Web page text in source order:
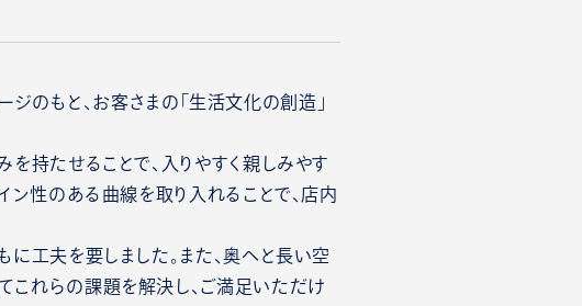
ジのもと、お客さまの「生活文化の創造」
持たせることで、入りやすく親しみやす
ン性のある曲線を取り入れることで、店内
工夫を要しました。また、奥へと長い空
これらの課題を解決し、ご満足いただけ